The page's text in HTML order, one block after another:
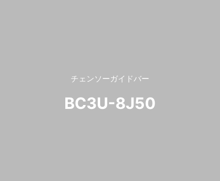
チェンソーガイドバー
BC3U-8J50